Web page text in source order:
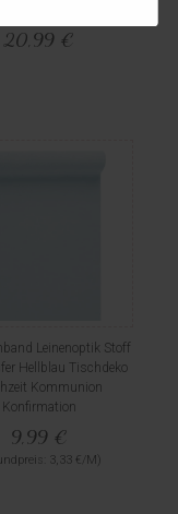
20,99 €
Leinenoptik Stoff
Hellblau Tischdeko
Kommunion
Konfirmation
9,99 €
3,33 €/M)